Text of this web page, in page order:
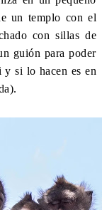
un templo con el
con sillas de
guión para poder
y si lo hacen es en